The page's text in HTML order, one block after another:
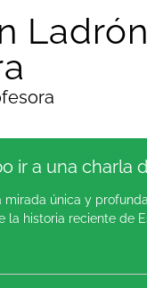
ir a una charla
mirada única y
la historia reciente de